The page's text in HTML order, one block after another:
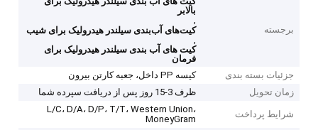
برجسته
بالابر
,
کیت‌های آب‌بندی سیلندر هیدرولیک برای شیب
,
کیت های آب بندی سیلندر هیدرولیک برای
فرمان
جزئیات بسته بندی
کیسه PP داخل، جعبه کارتن بیرون
زمان تحویل
ظرف 3-15 روز پس از دریافت سپرده شما
شرایط پرداخت
L/C، D/A، D/P، T/T، Western Union،
MoneyGram